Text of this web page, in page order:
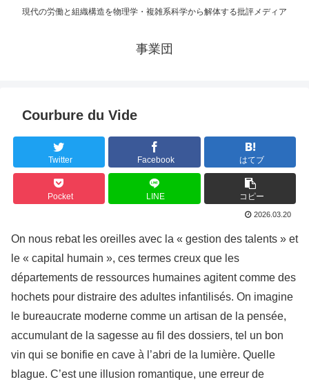
現代の労働と組織構造を物理学・複雑系科学から解体する批評メディア
事業団
Courbure du Vide
Twitter Facebook はてブ
Pocket LINE コピー
2026.03.20
On nous rebat les oreilles avec la « gestion des talents » et
le « capital humain », ces termes creux que les
départements de ressources humaines agitent comme des
hochets pour distraire des adultes infantilisés. On imagine
le bureaucrate moderne comme un artisan de la pensée,
accumulant de la sagesse au fil des dossiers, tel un bon
vin qui se bonifie en cave à l’abri de la lumière. Quelle
blague. C’est une illusion romantique, une erreur de